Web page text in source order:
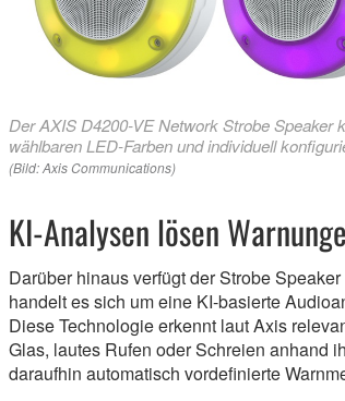
Der AXIS D4200-VE Network Strobe Speaker
wählbaren LED-Farben und individuell
(Bild: Axis Communications)
KI-Analysen lösen
Darüber hinaus verfügt der Strobe
handelt es sich um eine KI-basierte
Diese Technologie erkennt laut Axis
Glas, lautes Rufen oder Schreien anhand
daraufhin automatisch vordefinierte